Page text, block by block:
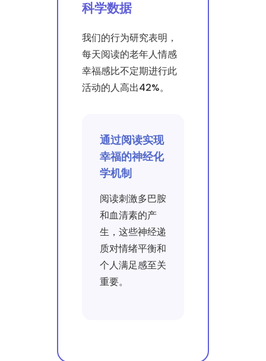
科学数据
我们的行为研究表明，
每天阅读的老年人情感
幸福感比不定期进行此
活动的人高出42%。
通过阅读实现
幸福的神经化
学机制
阅读刺激多巴胺
和血清素的产
生，这些神经递
质对情绪平衡和
个人满足感至关
重要。